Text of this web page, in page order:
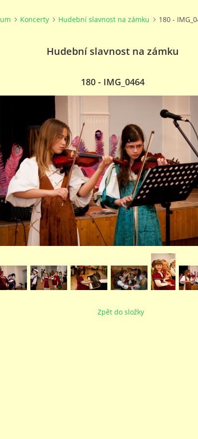
Koncerty Hudební slavnost na zámku 180 -
Hudební slavnost na zámku
180 - IMG_0464
Zpět do složky